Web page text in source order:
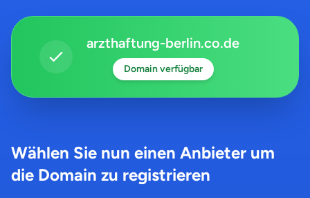
arzthaftung-berlin.co.de
Domain verfügbar
Wählen Sie nun einen Anbieter um
die Domain zu registrieren